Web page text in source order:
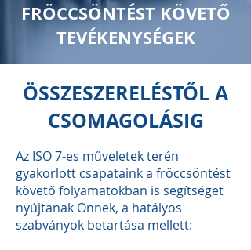
FRÖCCSÖNTÉST KÖVETŐ
TEVÉKENYSÉGEK
ÖSSZESZERELÉSTŐL A
CSOMAGOLÁSIG
Az ISO 7-es műveletek terén
gyakorlott csapataink a fröccsöntést
követő folyamatokban is segítséget
nyújtanak Önnek, a hatályos
szabványok betartása mellett: